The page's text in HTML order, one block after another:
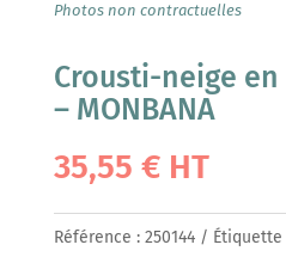
Photos non contractuelles
Crousti-neige
– MONBANA
35,55 € HT
Référence : 250144 Étiquette